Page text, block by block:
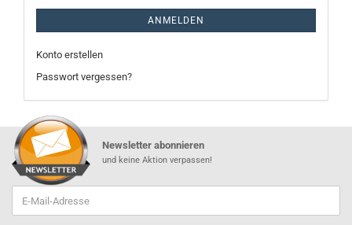
ANMELDEN
Konto erstellen
Passwort vergessen?
Newsletter abonnieren
und keine Aktion verpassen!